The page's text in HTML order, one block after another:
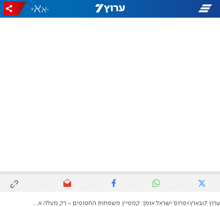
-
+
ערוץ 7 בארץ פרופ' ישראל אומן: קמפיין משפחות החטופים - רק מעלה את המחיר